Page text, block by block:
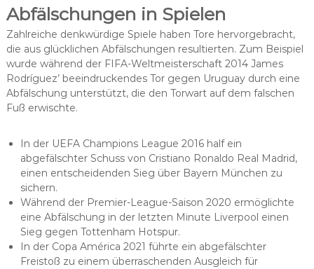
Abfälschungen in Spielen
Zahlreiche denkwürdige Spiele haben Tore hervorgebracht,
die aus glücklichen Abfälschungen resultierten. Zum Beispiel
wurde während der FIFA-Weltmeisterschaft 2014 James
Rodríguez’ beeindruckendes Tor gegen Uruguay durch eine
Abfälschung unterstützt, die den Torwart auf dem falschen
Fuß erwischte.
In der UEFA Champions League 2016 half ein
abgefälschter Schuss von Cristiano Ronaldo Real Madrid,
einen entscheidenden Sieg über Bayern München zu
sichern.
Während der Premier-League-Saison 2020 ermöglichte
eine Abfälschung in der letzten Minute Liverpool einen
Sieg gegen Tottenham Hotspur.
In der Copa América 2021 führte ein abgefälschter
Freistoß zu einem überraschenden Ausgleich für